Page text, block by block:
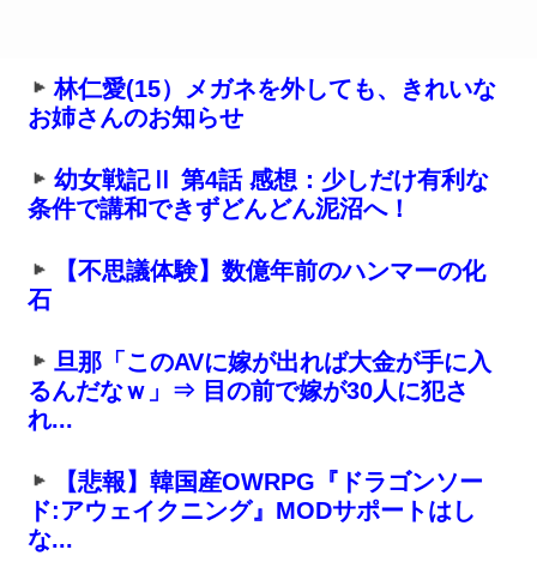
林仁愛(15）メガネを外しても、きれいな
お姉さんのお知らせ
幼女戦記Ⅱ 第4話 感想：少しだけ有利な
条件で講和できずどんどん泥沼へ！
【不思議体験】数億年前のハンマーの化
石
旦那「このAVに嫁が出れば大金が手に入
るんだなｗ」⇒ 目の前で嫁が30人に犯さ
れ...
【悲報】韓国産OWRPG『ドラゴンソー
ド:アウェイクニング』MODサポートはし
な...